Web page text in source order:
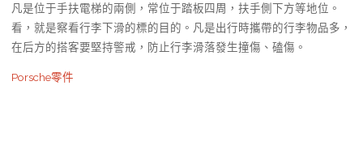
凡是位于手扶電梯的兩側，常位于踏板四周，扶手側下方等地位。
看，就是察看行李下滑的標的目的。凡是出行時攜帶的行李物品多，
在后方的搭客要堅持警戒，防止行李滑落發生撞傷、磕傷。
Porsche零件